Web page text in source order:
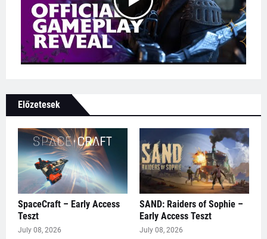
Előzetesek
SpaceCraft – Early Access
Teszt
July 08, 2026
SAND: Raiders of Sophie –
Early Access Teszt
July 08, 2026